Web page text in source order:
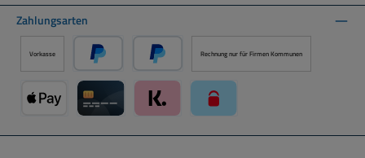
Zahlungsarten
Vorkasse
PayPal Später Bezahlen über PayPal
Rechnung nur für Firmen Kommunen